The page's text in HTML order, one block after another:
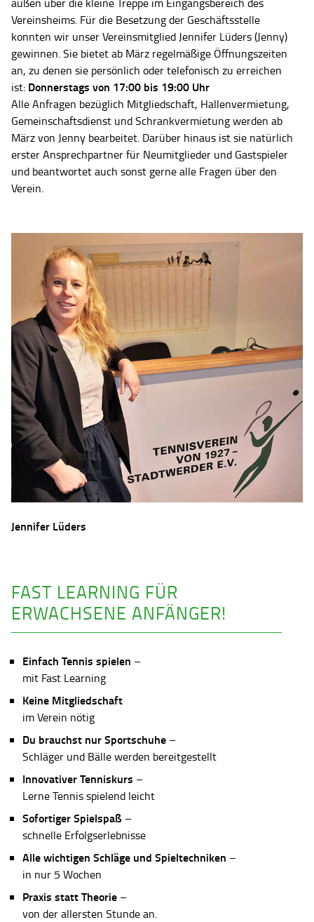
außen über die kleine Treppe im Eingangsbereich des
Vereinsheims. Für die Besetzung der Geschäftsstelle
konnten wir unser Vereinsmitglied Jennifer Lüders (Jenny)
gewinnen. Sie bietet ab März regelmäßige Öffnungszeiten
an, zu denen sie persönlich oder telefonisch zu erreichen
ist: Donnerstags von 17:00 bis 19:00 Uhr
Alle Anfragen bezüglich Mitgliedschaft, Hallenvermietung,
Gemeinschaftsdienst und Schrankvermietung werden ab
März von Jenny bearbeitet. Darüber hinaus ist sie natürlich
erster Ansprechpartner für Neumitglieder und Gastspieler
und beantwortet auch sonst gerne alle Fragen über den
Verein.
Jennifer Lüders
FAST LEARNING FÜR
ERWACHSENE ANFÄNGER!
Einfach Tennis spielen –
mit Fast Learning
Keine Mitgliedschaft
im Verein nötig
Du brauchst nur Sportschuhe –
Schläger und Bälle werden bereitgestellt
Innovativer Tenniskurs –
Lerne Tennis spielend leicht
Sofortiger Spielspaß –
schnelle Erfolgserlebnisse
Alle wichtigen Schläge und Spieltechniken –
in nur 5 Wochen
Praxis statt Theorie –
von der allersten Stunde an.